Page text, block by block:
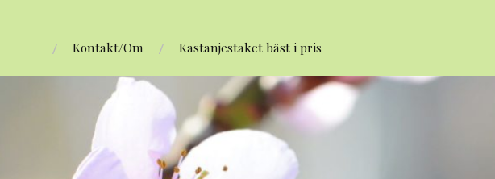
Kontakt/Om Kastanjestaket bäst i pris